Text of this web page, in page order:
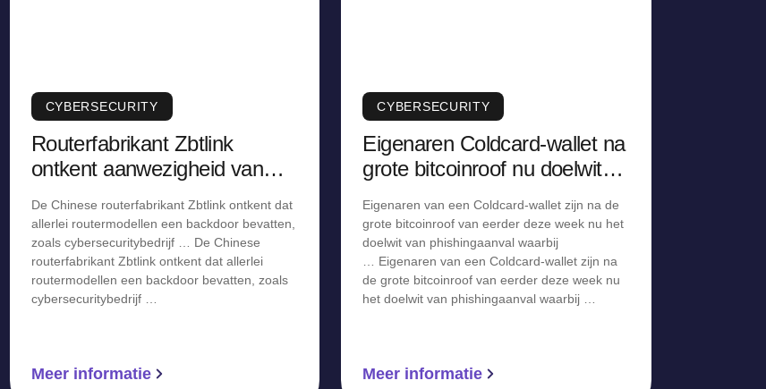
CYBERSECURITY
Routerfabrikant Zbtlink
ontkent aanwezigheid van
De Chinese routerfabrikant Zbtlink ontkent dat
allerlei routermodellen een backdoor bevatten,
zoals cybersecuritybedrijf … De Chinese
routerfabrikant Zbtlink ontkent dat allerlei
routermodellen een backdoor bevatten, zoals
cybersecuritybedrijf …
Meer informatie
CYBERSECURITY
Eigenaren Coldcard-wallet na
grote bitcoinroof nu doelwit
Eigenaren van een Coldcard-wallet zijn na de
grote bitcoinroof van eerder deze week nu het
doelwit van phishingaanval waarbij
… Eigenaren van een Coldcard-wallet zijn na
de grote bitcoinroof van eerder deze week nu
het doelwit van phishingaanval waarbij …
Meer informatie